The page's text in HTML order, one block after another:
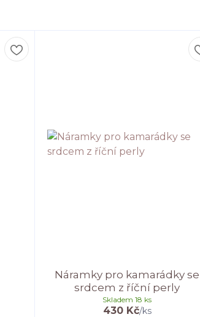
Náramky pro kamarádky se
srdcem z říční perly
430 Kč/ks
Skladem 18 ks